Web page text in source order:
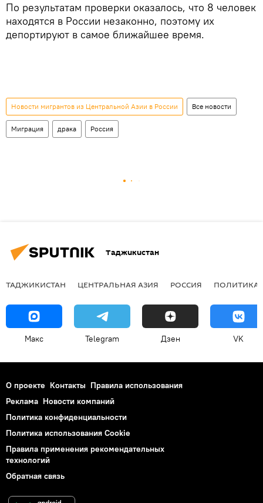
По результатам проверки оказалось, что 8 человек
находятся в России незаконно, поэтому их
депортируют в самое ближайшее время.
Новости мигрантов из Центральной Азии в России Все новости
Миграция драка Россия
Таджикистан
ТАДЖИКИСТАН ЦЕНТРАЛЬНАЯ АЗИЯ РОССИЯ ПОЛИТИКА
Макс Telegram Дзен VK
О проекте Контакты Правила использования
Реклама Новости компаний
Политика конфиденциальности
Политика использования Cookie
Правила применения рекомендательных
технологий
Обратная связь